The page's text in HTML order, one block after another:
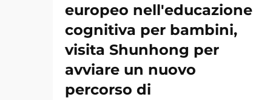
europeo nell'educazione
cognitiva per bambini,
visita Shunhong per
avviare un nuovo
percorso di